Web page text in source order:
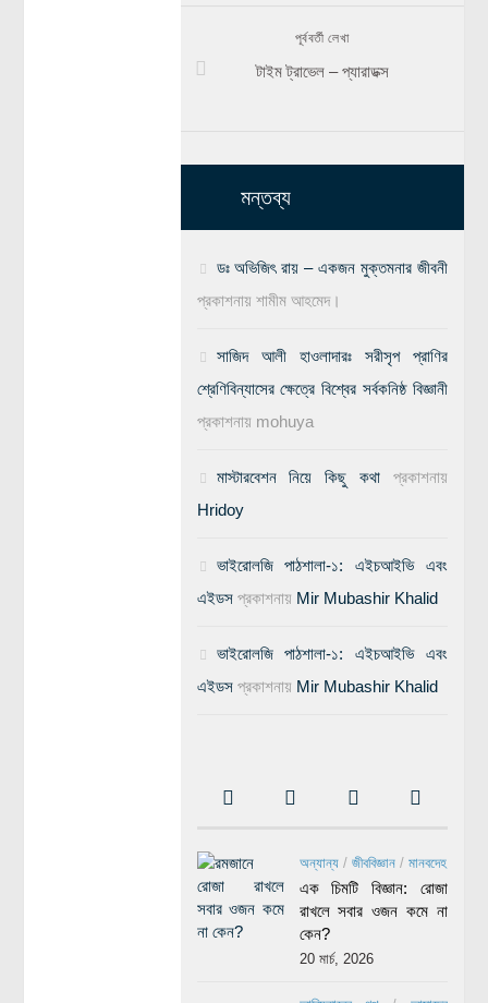
পূর্ববর্তী লেখা
টাইম ট্রাভেল – প্যারাডক্স
মন্তব্য
ডঃ অভিজিৎ রায় – একজন মুক্তমনার জীবনী
প্রকাশনায় শামীম আহমেদ।
সাজিদ আলী হাওলাদারঃ সরীসৃপ প্রাণির
শ্রেণিবিন্যাসের ক্ষেত্রে বিশ্বের সর্বকনিষ্ঠ বিজ্ঞানী
প্রকাশনায় mohuya
মাস্টারবেশন নিয়ে কিছু কথাপ্রকাশনায়
Hridoy
ভাইরোলজি পাঠশালা-১: এইচআইভি এবং
এইডসপ্রকাশনায় Mir Mubashir Khalid
ভাইরোলজি পাঠশালা-১: এইচআইভি এবং
এইডসপ্রকাশনায় Mir Mubashir Khalid
অন্যান্য/ জীববিজ্ঞান/ মানবদেহ
এক চিমটি বিজ্ঞান: রোজা
রাখলে সবার ওজন কমে না
কেন?
20 মার্চ, 2026